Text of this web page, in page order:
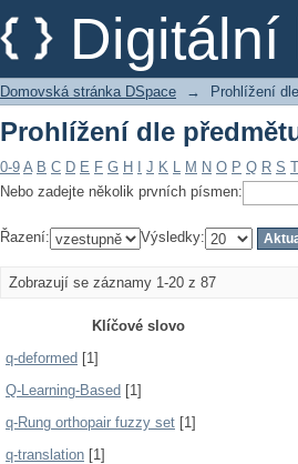
Digitální
Prohlížení dle
Domovská stránka DSpace → Prohlížení
Prohlížení dle
0-9 A B C D E F G H J K L M N O P Q R S T
Nebo zadejte několik prvních písmen:
Řazení: Výsledky:
Zobrazují se záznamy 1-20 z 87
Klíčové slovo
q-deformed [1]
Q-Learning-Based [1]
q-Rung orthopair fuzzy set [1]
q-translation [1]